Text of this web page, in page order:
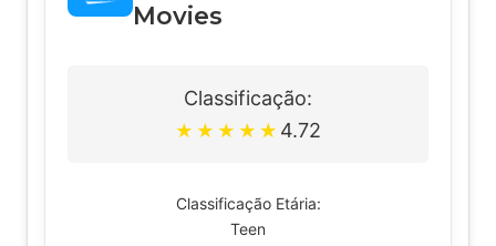
Movies
Classificação:
★ ★ ★ ★ ★ 4.72
Classificação Etária:
Teen